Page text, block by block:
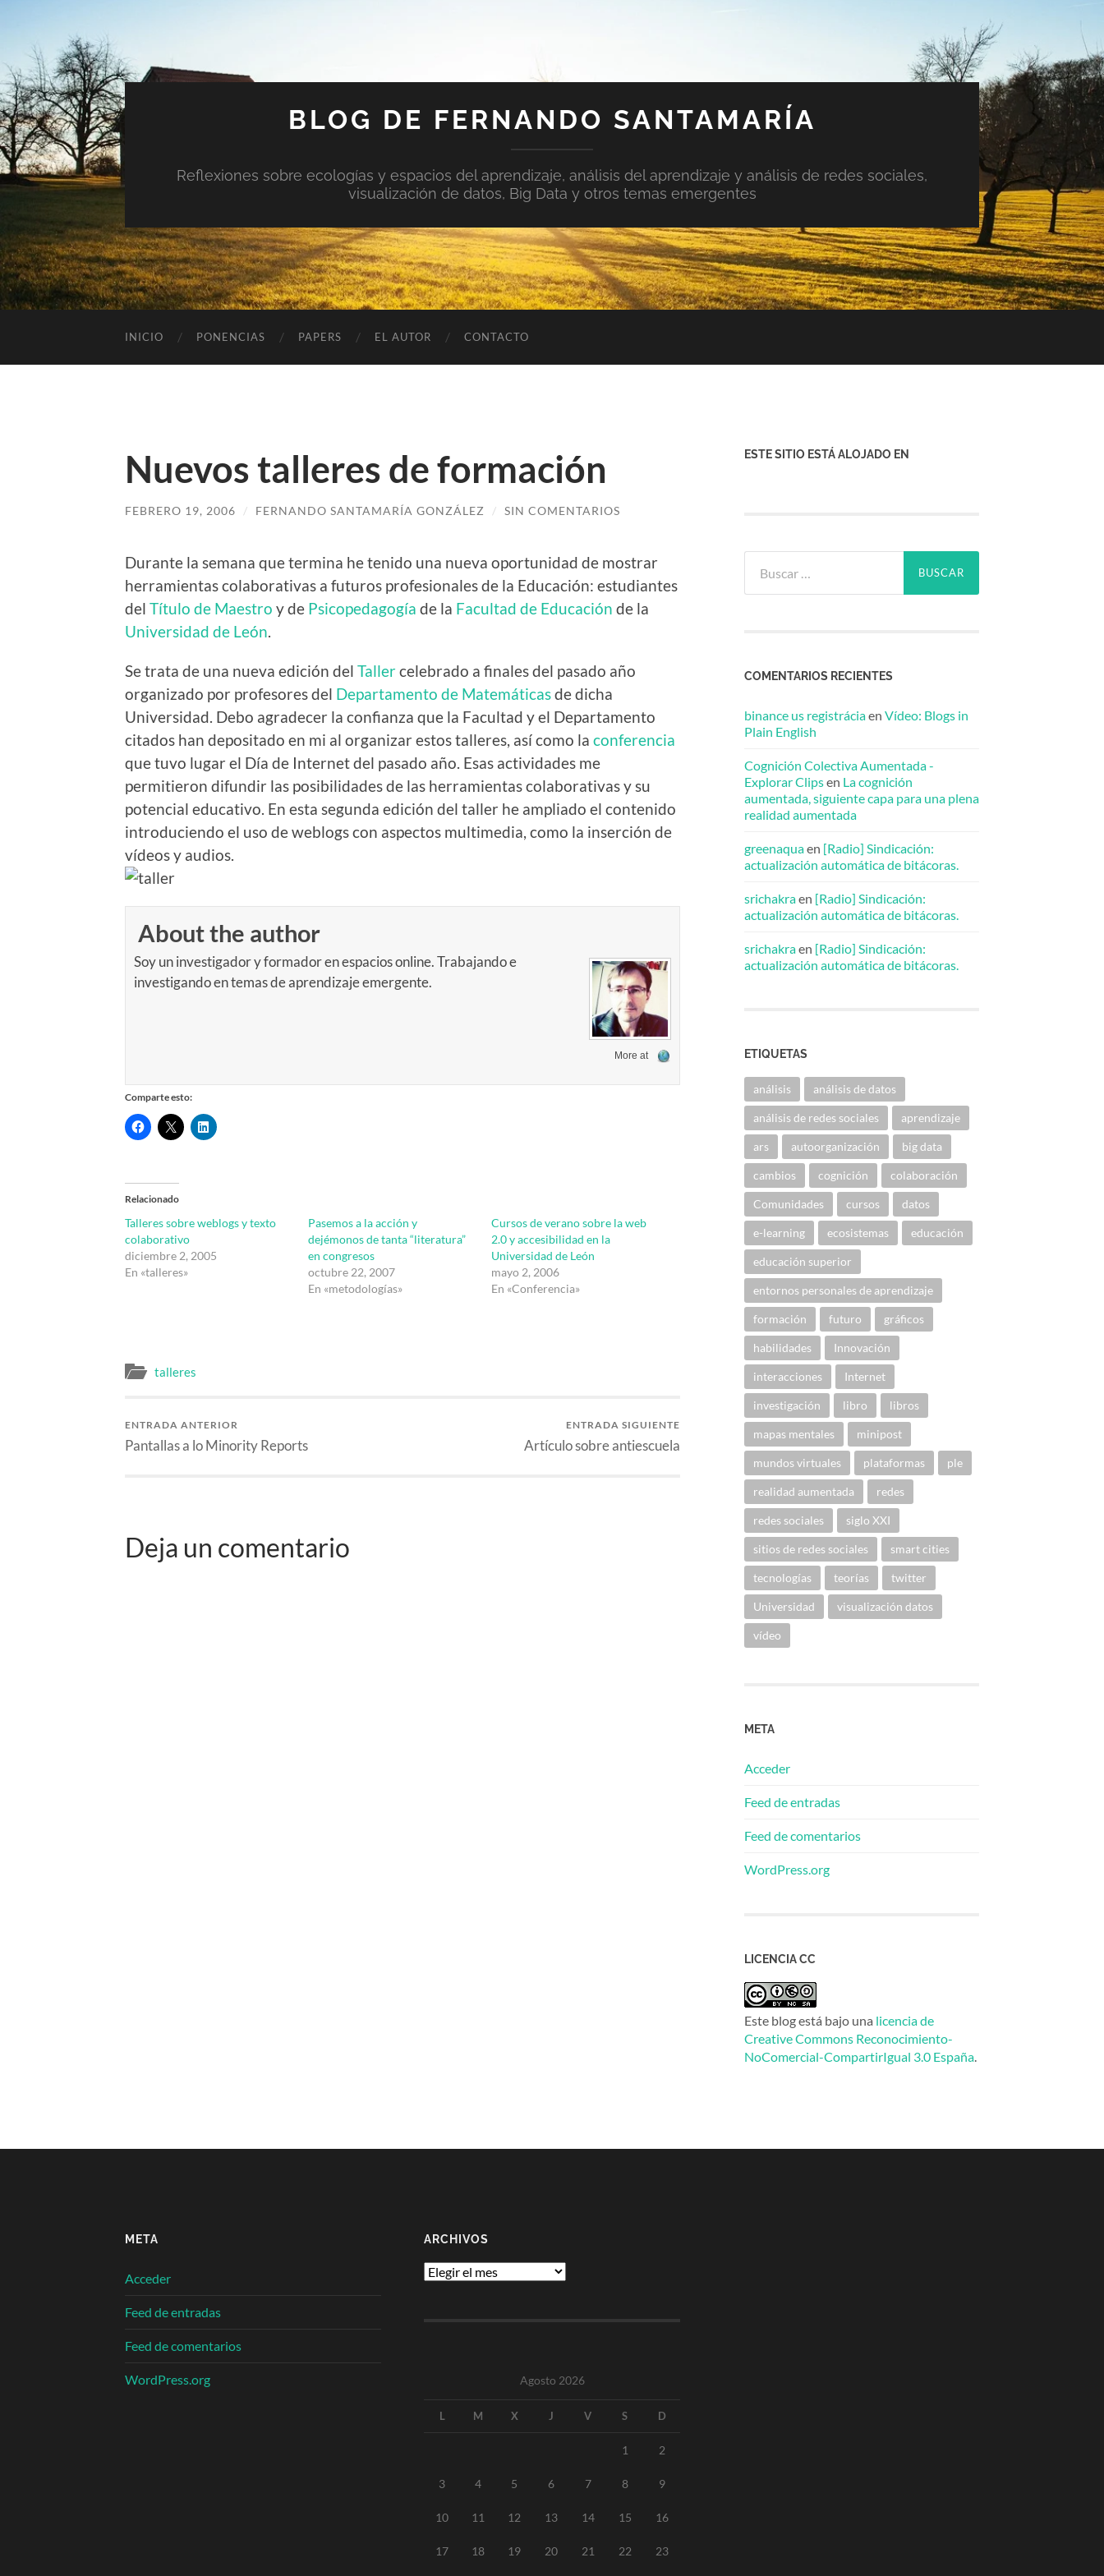
BLOG DE FERNANDO SANTAMARÍA
Reflexiones sobre ecologías y espacios del aprendizaje, análisis del aprendizaje y análisis de redes sociales,
visualización de datos, Big Data y otros temas emergentes
INICIO PONENCIAS PAPERS EL AUTOR CONTACTO
Nuevos talleres de formación
FEBRERO 19, 2006 / FERNANDO SANTAMARÍA GONZÁLEZ / SIN COMENTARIOS
Durante la semana que termina he tenido una nueva oportunidad de mostrar
herramientas colaborativas a futuros profesionales de la Educación: estudiantes
del Título de Maestro y de Psicopedagogía de la Facultad de Educación de la
Universidad de León
Se trata de una nueva edición del Tallercelebrado a finales del pasado año
organizado por profesores del Departamento de Matemáticasde dicha
Universidad. Debo agradecer la confianza que la Facultad y el Departamento
citados han depositado en mi al organizar estos talleres, así como la conferencia
que tuvo lugar el Día de Internet del pasado año. Esas actividades me
permitieron difundir las posibilidades de las herramientas colaborativas y su
potencial educativo. En esta segunda edición del taller he ampliado el contenido
introduciendo el uso de weblogs con aspectos multimedia, como la inserción de
vídeos y audios.
About the author
Soy un investigador y formador en espacios online. Trabajando e
investigando en temas de aprendizaje emergente.
More at
Comparte esto:
Relacionado
Talleres sobre weblogs y texto
colaborativo
diciembre 2, 2005
En «talleres»
Pasemos a la acción y
dejémonos de tanta “literatura”
en congresos
octubre 22, 2007
En «metodologías»
Cursos de verano sobre la web
2.0 y accesibilidad en la
Universidad de León
mayo 2, 2006
En «Conferencia»
talleres
ENTRADA ANTERIOR
Pantallas a lo Minority Reports
ENTRADA SIGUIENTE
Artículo sobre antiescuela
Deja un comentario
ESTE SITIO ESTÁ ALOJADO EN
COMENTARIOS RECIENTES
binance us registráciaen Vídeo: Blogs in
Plain English
Cognición Colectiva Aumentada -
Explorar Clipsen La cognición
aumentada, siguiente capa para una plena
realidad aumentada
greenaquaen [Radio] Sindicación:
actualización automática de bitácoras.
srichakraen [Radio] Sindicación:
actualización automática de bitácoras.
srichakraen [Radio] Sindicación:
actualización automática de bitácoras.
ETIQUETAS
análisis análisis de datos
análisis de redes sociales aprendizaje
ars autoorganización big data
cambios cognición colaboración
Comunidades cursos datos
e-learning ecosistemas educación
educación superior
entornos personales de aprendizaje
formación futuro gráficos
habilidades Innovación
interacciones Internet
investigación libro libros
mapas mentales minipost
mundos virtuales plataformas ple
realidad aumentada redes
redes sociales siglo XXI
sitios de redes sociales smart cities
tecnologías teorías twitter
Universidad visualización datos
vídeo
META
Acceder
Feed de entradas
Feed de comentarios
WordPress.org
LICENCIA CC
Este blog está bajo una licencia de
Creative Commons Reconocimiento-
NoComercial-CompartirIgual 3.0 España.
META
Acceder
Feed de entradas
Feed de comentarios
WordPress.org
ARCHIVOS
Archivos
Agosto 2026
L M X J V S D
1 2
3 4 5 6 7 8 9
10 11 12 13 14 15 16
17 18 19 20 21 22 23